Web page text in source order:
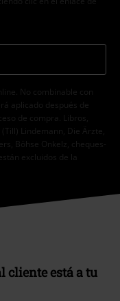
No combinable con
aplicado después de
de compra. Libros,
Lindemann, Die Ärzte,
Böhse Onkelz, cheques-
excluidos de la
cliente está a tu